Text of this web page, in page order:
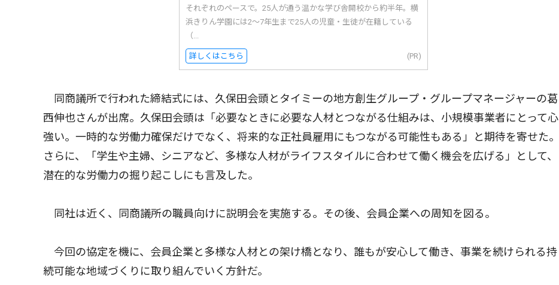
それぞれのペースで。25人が通う温かな学び舎開校から約半年。横
浜きりん学園には2〜7年生まで25人の児童・生徒が在籍している
（...
詳しくはこちら (PR)
同商議所で行われた締結式には、久保田会頭とタイミーの地方創生グループ・グループマネージャーの葛
西伸也さんが出席。久保田会頭は「必要なときに必要な人材とつながる仕組みは、小規模事業者にとって心
強い。一時的な労働力確保だけでなく、将来的な正社員雇用にもつながる可能性もある」と期待を寄せた。
さらに、「学生や主婦、シニアなど、多様な人材がライフスタイルに合わせて働く機会を広げる」として、
潜在的な労働力の掘り起こしにも言及した。
同社は近く、同商議所の職員向けに説明会を実施する。その後、会員企業への周知を図る。
今回の協定を機に、会員企業と多様な人材との架け橋となり、誰もが安心して働き、事業を続けられる持
続可能な地域づくりに取り組んでいく方針だ。